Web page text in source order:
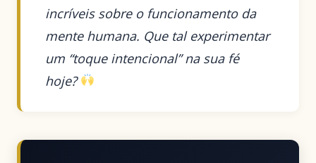
incríveis sobre o funcionamento da
mente humana. Que tal experimentar
um “toque intencional” na sua fé
hoje?